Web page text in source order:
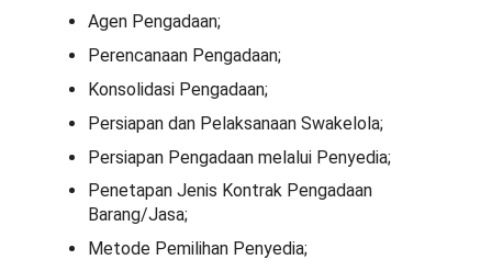
Agen Pengadaan;
Perencanaan Pengadaan;
Konsolidasi Pengadaan;
Persiapan dan Pelaksanaan Swakelola;
Persiapan Pengadaan melalui Penyedia;
Penetapan Jenis Kontrak Pengadaan
Barang/Jasa;
Metode Pemilihan Penyedia;